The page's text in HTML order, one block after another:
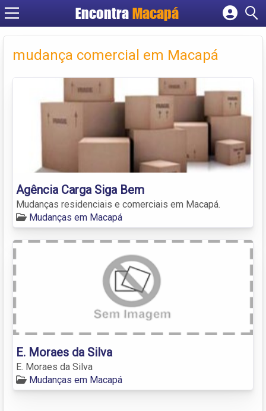
EncontraMacapá
Cadastrar empresa
Criar conta
mudança comercial em Macapá
Agência Carga Siga Bem
Mudanças residenciais e comerciais em Macapá.
Mudanças em Macapá
E. Moraes da Silva
E. Moraes da Silva
Mudanças em Macapá